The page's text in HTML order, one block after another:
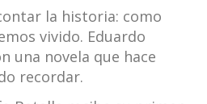
la historia: como
vivido. Eduardo
una novela que hace
recordar.